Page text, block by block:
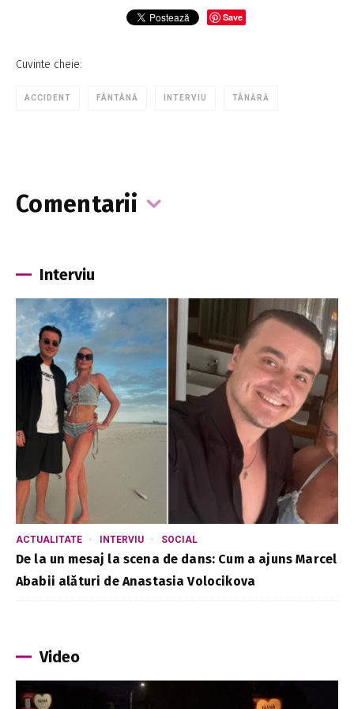
Save
Cuvinte cheie:
ACCIDENT FÂNTÂNĂ INTERVIU TÂNĂRĂ
Comentarii
Interviu
ACTUALITATE INTERVIU SOCIAL
De la un mesaj la scena de dans: Cum a ajuns Marcel
Ababii alături de Anastasia Volocikova
Video